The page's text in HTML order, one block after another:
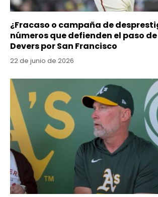
¿Fracaso o campaña de
números que defienden el paso
Devers por San Francisco
22 de junio de 2026